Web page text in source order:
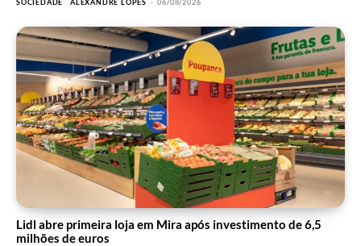
SOCIEDADE ALEXANDRE LOPES - 06/08/2026
Lidl abre primeira loja em Mira após investimento de 6,5
milhões de euros